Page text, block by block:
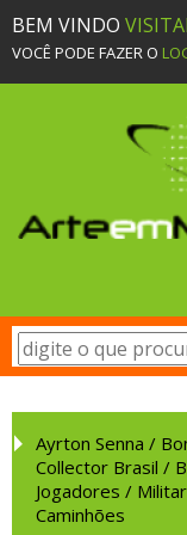
BEM VINDO
VOCÊ PODE FAZER O
Ayrton Senna /
Collector Brasil /
Jogadores /
Caminhões